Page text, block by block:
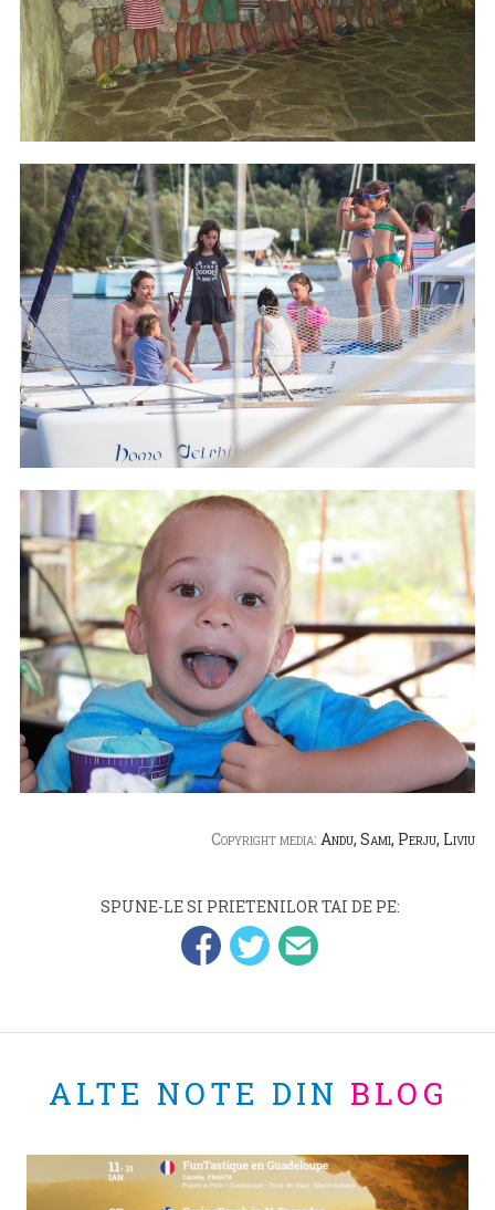
Copyright media:Andu, Sami, Perju, Liviu
SPUNE-LE SI PRIETENILOR TAI DE PE:
ALTE NOTE DIN BLOG